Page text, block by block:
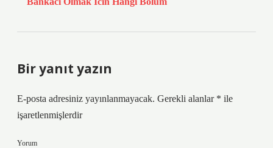
Bir yanıt yazın
E-posta adresiniz yayınlanmayacak. Gerekli alanlar * ile
işaretlenmişlerdir
Yorum